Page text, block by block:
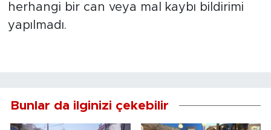
herhangi bir can veya mal kaybı bildirimi
yapılmadı.
Bunlar da ilginizi çekebilir